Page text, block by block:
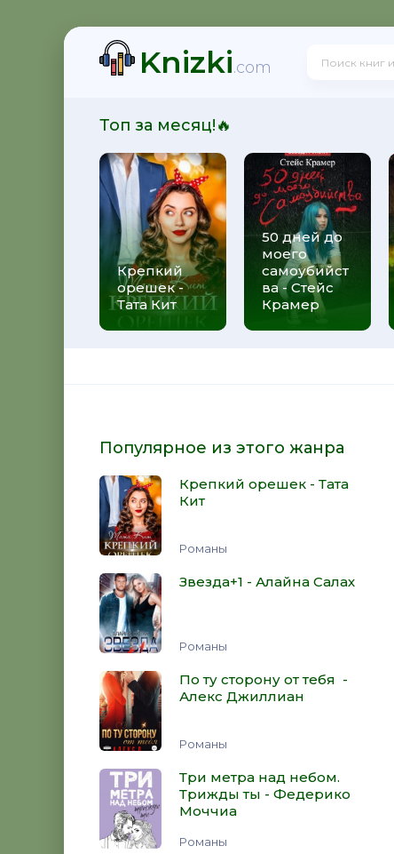
Knizki.com
Топ за месяц!🔥
Крепкий
орешек -
Тата Кит
50 дней до
моего
самоубийст
ва - Стейс
Крамер
Популярное из этого жанра
Крепкий орешек - Тата
Кит
Романы
Звезда+1 - Алайна Салах
Романы
По ту сторону от тебя -
Алекс Джиллиан
Романы
Три метра над небом.
Трижды ты - Федерико
Моччиа
Романы
Джиллиан